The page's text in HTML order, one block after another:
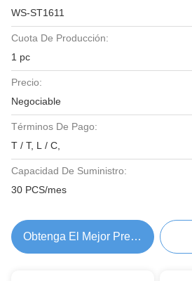
WS-ST1611
Cuota De Producción:
1 pc
Precio:
Negociable
Términos De Pago:
T / T, L / C,
Capacidad De Suministro:
30 PCS/mes
Obtenga El Mejor Precio